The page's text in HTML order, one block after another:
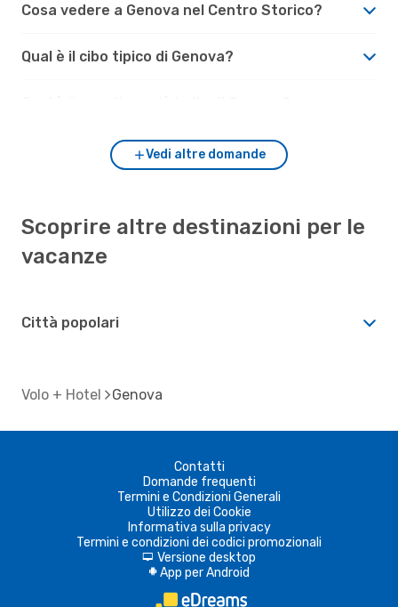
Cosa vedere a Genova nel Centro Storico?
Qual è il cibo tipico di Genova?
Vedi altre domande
Scoprire altre destinazioni per le
vacanze
Città popolari
Volo + Hotel Genova
Contatti
Domande frequenti
Termini e Condizioni Generali
Utilizzo dei Cookie
Informativa sulla privacy
Termini e condizioni dei codici promozionali
d Versione desktop
A App per Android